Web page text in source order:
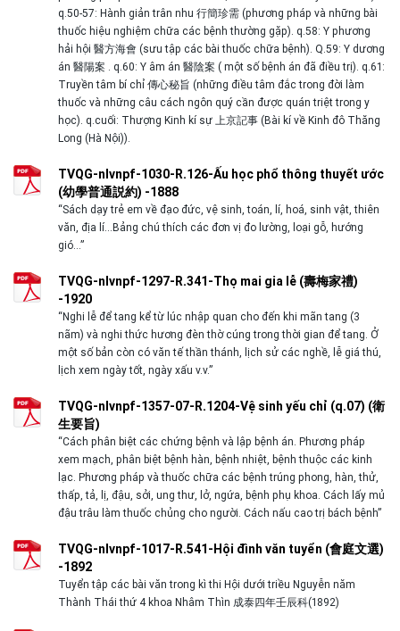
q.50-57: Hành giản trân nhu 行簡珍需 (phương pháp và những bài
thuốc hiệu nghiệm chữa các bệnh thường gặp). q.58: Y phương
hải hội 醫方海會 (sưu tập các bài thuốc chữa bệnh). Q.59: Y dương
án 醫陽案 . q.60: Y âm án 醫陰案 ( một số bệnh án đã điều trị). q.61:
Truyền tâm bí chỉ 傳心秘旨 (những điều tâm đắc trong đời làm
thuốc và những câu cách ngôn quý cần được quán triệt trong y
học). q.cuối: Thượng Kinh kí sự 上京記事 (Bài kí về Kinh đô Thăng
Long (Hà Nội)).
TVQG-nlvnpf-1030-R.126-Ấu học phổ thông thuyết ước
(幼學普通説約) -1888
“Sách dạy trẻ em về đạo đức, vệ sinh, toán, lí, hoá, sinh vật, thiên
văn, địa l‎í…Bảng chú thích các đơn vị đo lường, loại gỗ, hướng
gió…”
TVQG-nlvnpf-1297-R.341-Thọ mai gia lễ (壽梅家禮)
-1920
“Nghi lễ để tang kể từ lúc nhập quan cho đến khi mãn tang (3
nãm) và nghi thức hương đèn thờ cúng trong thời gian để tang. Ở
một số bản còn có văn tế thần thánh, lịch sử các nghề, lễ giá thú,
lịch xem ngày tốt, ngày xấu v.v.”
TVQG-nlvnpf-1357-07-R.1204-Vệ sinh yếu chỉ (q.07) (衛
生要旨)
“Cách phân biệt các chứng bệnh và lập bệnh án. Phương pháp
xem mạch, phân biệt bệnh hàn, bệnh nhiệt, bệnh thuộc các kinh
lạc. Phương pháp và thuốc chữa các bệnh trúng phong, hàn, thử,
thấp, tả, lị, đậu, sởi, ung thư, lở, ngứa, bệnh phụ khoa. Cách lấy mủ
đậu trâu làm thuốc chủng cho người. Cách nấu cao trị bách bệnh”
TVQG-nlvnpf-1017-R.541-Hội đình văn tuyển (會庭文選)
-1892
Tuyển tập các bài văn trong kì thi Hội dưới triều Nguyễn năm
Thành Thái thứ 4 khoa Nhâm Thìn 成泰四年壬辰科(1892)